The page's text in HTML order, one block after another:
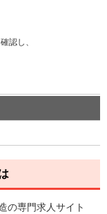
認し、
の専門求人サイト